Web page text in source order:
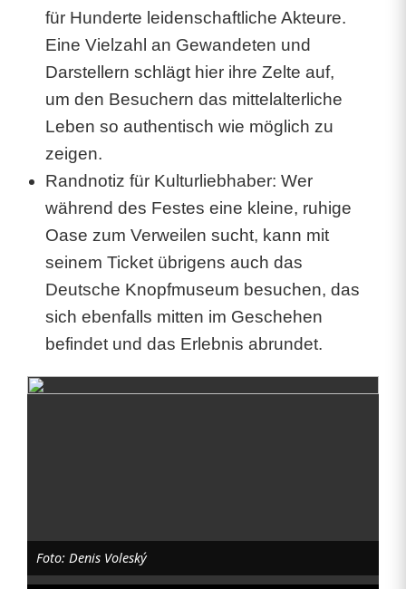
b
i
für Hunderte leidenschaftliche Akteure.
Eine Vielzahl an Gewandeten und
Darstellern schlägt hier ihre Zelte auf,
um den Besuchern das mittelalterliche
Leben so authentisch wie möglich zu
zeigen.
Randnotiz für Kulturliebhaber: Wer
während des Festes eine kleine, ruhige
Oase zum Verweilen sucht, kann mit
seinem Ticket übrigens auch das
Deutsche Knopfmuseum besuchen, das
sich ebenfalls mitten im Geschehen
befindet und das Erlebnis abrundet.
Foto: Denis Voleský